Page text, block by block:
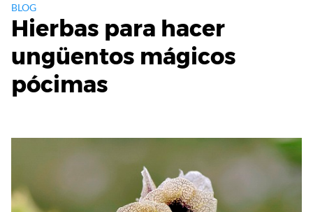
BLOG
Hierbas para hacer
ungüentos mágicos
pócimas